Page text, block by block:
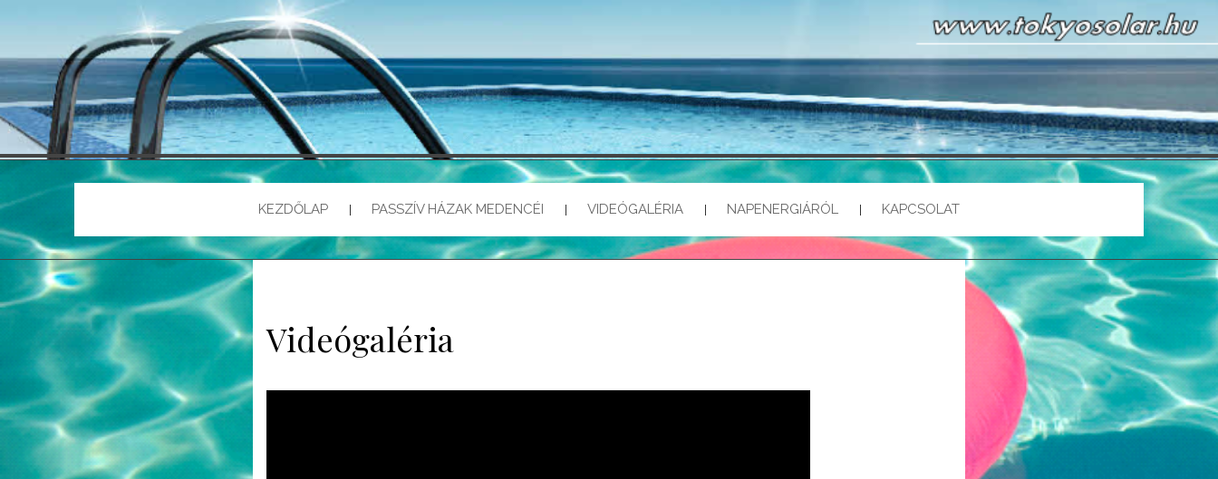
MEDENCEFŰTÉS
NAPKOLLEKTOR, MEDENCE
KEZDŐLAP PASSZÍV HÁZAK MEDENCÉI VIDEÓGALÉRIA NAPENERGIÁRÓL KAPCSOLAT
Videógaléria